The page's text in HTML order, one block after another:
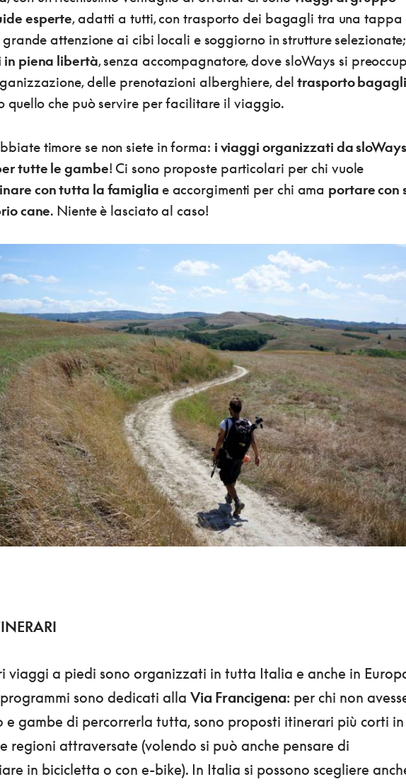
esperte, adatti a tutti, con trasporto dei bagagli tra una tappa
grande attenzione ai cibi locali e soggiorno in strutture
in piena libertà, senza accompagnatore, dove sloWays si
delle prenotazioni alberghiere, deltrasporto bagagli
quello che può servire per facilitare il viaggio.
timore se non siete in forma: i viaggi organizzati da sloWays
tutte le gambe! Ci sono proposte particolari per chi vuole
con tutta la famiglia e accorgimenti per chi ama portare con
cane. Niente è lasciato al caso!
viaggi a piedi sono organizzati in tutta Italia e anche in
sono dedicati alla Via Francigena: per chi non
e gambe di percorrerla tutta, sono proposti itinerari più corti in
regioni attraversate (volendo si può anche pensare di
in bicicletta o con e-bike). In Italia si possono scegliere